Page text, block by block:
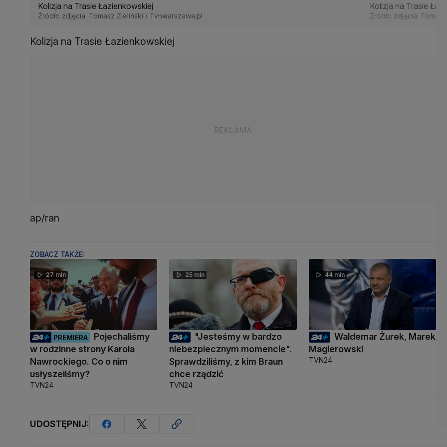
Kolizja na Trasie Łazienkowskiej
Źródło zdjęcia: Tomasz Zieliński / Tvnwarszawa.pl
Kolizja na Trasie
Źródło zdjęcia:
Kolizja na Trasie Łazienkowskiej
ap/ran
ZOBACZ TAKŻE:
27 min
PREMIERA
Pojechaliśmy
w rodzinne strony Karola
Nawrockiego. Co o nim
usłyszeliśmy?
TVN24
25 min
"Jesteśmy w bardzo
niebezpiecznym momencie".
Sprawdziliśmy, z kim Braun
chce rządzić
TVN24
44 min
Waldemar Żurek, Marek
Magierowski
TVN24
UDOSTĘPNIJ: